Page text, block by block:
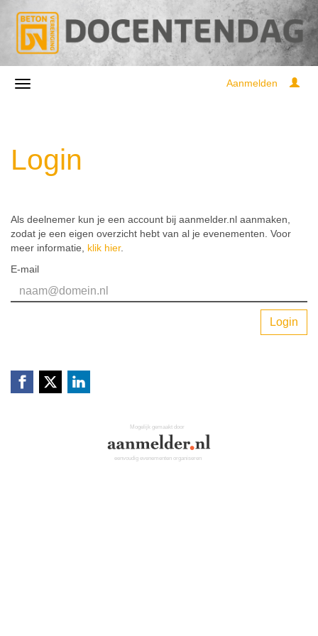
Aanmelden
Login
Als deelnemer kun je een account bij aanmelder.nl aanmaken,
zodat je een eigen overzicht hebt van al je evenementen. Voor
meer informatie, klik hier.
E-mail
Login
Mogelijk gemaakt door
eenvoudig evenementen organiseren